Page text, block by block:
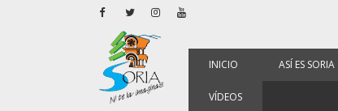
INICIO ASÍ ES SORIA
VÍDEOS